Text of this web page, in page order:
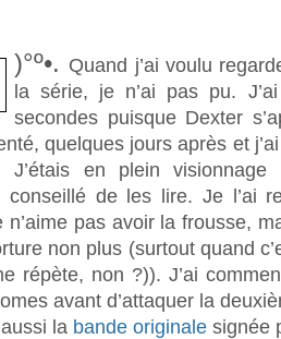
)°º•. Quand j’ai voulu
la série, je n’ai pas pu.
secondes puisque Dexter
quelques jours après et
J’étais en plein
conseillé de les lire. Je l’ai
n’aime pas avoir la frousse,
non plus (surtout quand
répète, non ?)). J’ai
avant d’attaquer la
la bande originale signée